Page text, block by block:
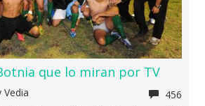
que lo miran por TV
456